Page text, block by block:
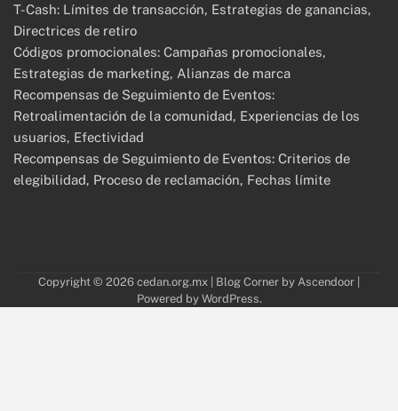
T-Cash: Límites de transacción, Estrategias de ganancias,
Directrices de retiro
Códigos promocionales: Campañas promocionales,
Estrategias de marketing, Alianzas de marca
Recompensas de Seguimiento de Eventos:
Retroalimentación de la comunidad, Experiencias de los
usuarios, Efectividad
Recompensas de Seguimiento de Eventos: Criterios de
elegibilidad, Proceso de reclamación, Fechas límite
Copyright © 2026 cedan.org.mx | Blog Corner by Ascendoor
Powered by WordPress.